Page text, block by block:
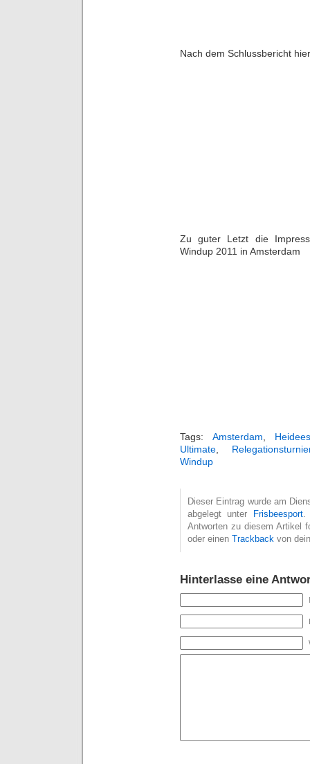
Nach dem Schlussbericht
Zu guter Letzt die
Windup 2011 in Amsterdam
Tags: Amsterdam
Ultimate
Windup
Dieser Eintrag wurde am
abgelegt unter
Frisbeesport.
Antworten zu diesem Artikel
oder einen Trackback von
Hinterlasse eine